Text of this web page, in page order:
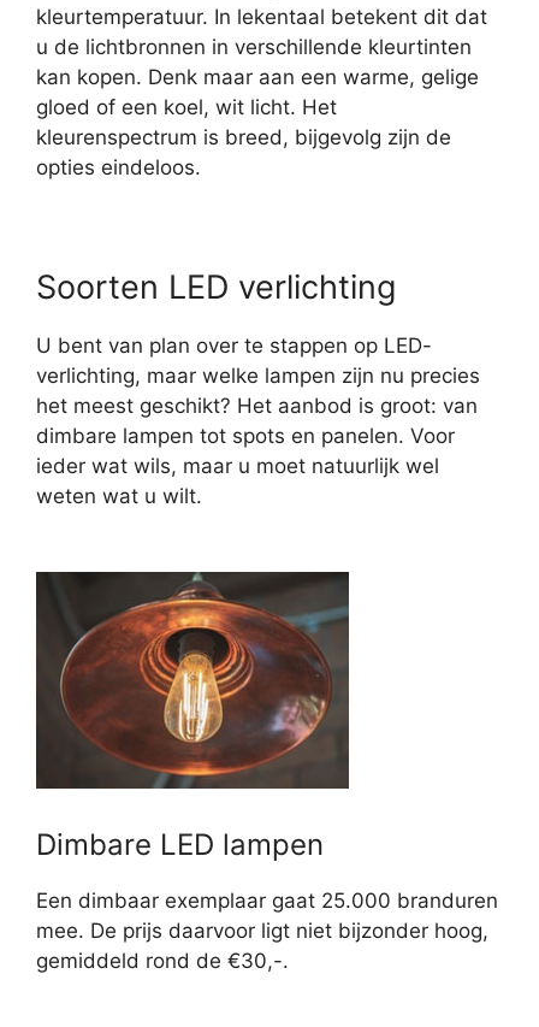
kleurtemperatuur. In lekentaal betekent dit dat
u de lichtbronnen in verschillende kleurtinten
kan kopen. Denk maar aan een warme, gelige
gloed of een koel, wit licht. Het
kleurenspectrum is breed, bijgevolg zijn de
opties eindeloos.
Soorten LED verlichting
U bent van plan over te stappen op LED-
verlichting, maar welke lampen zijn nu precies
het meest geschikt? Het aanbod is groot: van
dimbare lampen tot spots en panelen. Voor
ieder wat wils, maar u moet natuurlijk wel
weten wat u wilt.
Dimbare LED lampen
Een dimbaar exemplaar gaat 25.000 branduren
mee. De prijs daarvoor ligt niet bijzonder hoog,
gemiddeld rond de €30,-.